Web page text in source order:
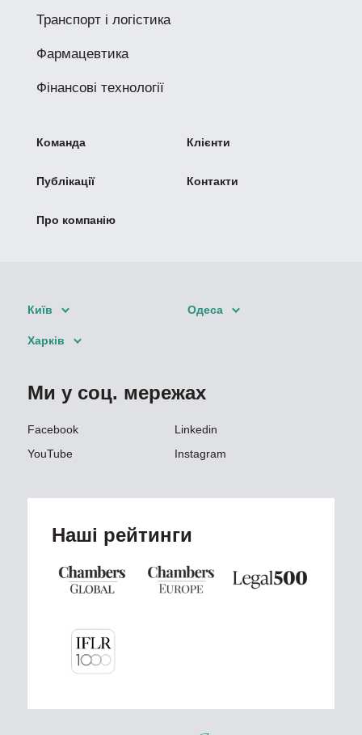
Транспорт і логістика
Фармацевтика
Фінансові технології
Команда Клієнти
Публікації Контакти
Про компанію
Київ Одеса
Харків
Ми у соц. мережах
Facebook
Linkedin
YouTube
Instagram
Наші рейтинги